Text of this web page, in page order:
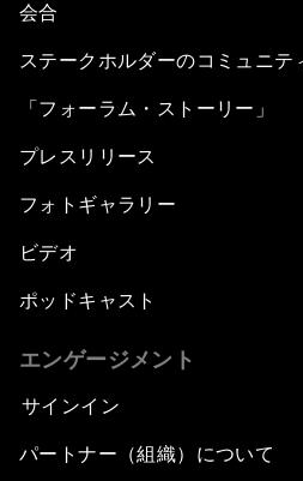
会合
ステークホルダーのコミュニテ
「フォーラム・ストーリー」
プレスリリース
フォトギャラリー
ビデオ
ポッドキャスト
エンゲージメント
サインイン
パートナー（組織）について